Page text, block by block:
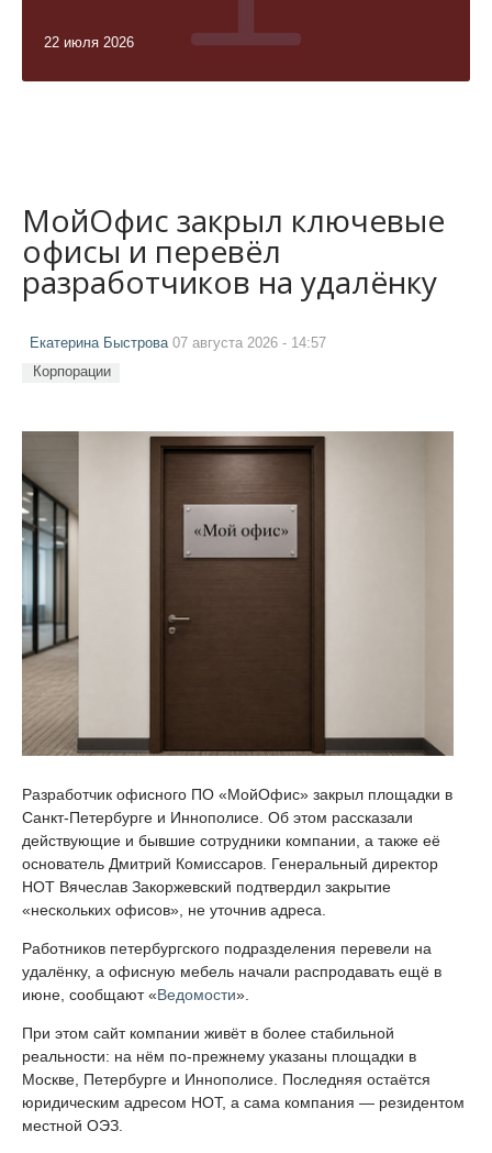
22 июля 2026
МойОфис закрыл ключевые
офисы и перевёл
разработчиков на удалёнку
Екатерина Быстрова 07 августа 2026 - 14:57
Корпорации
Разработчик офисного ПО «МойОфис» закрыл площадки в
Санкт-Петербурге и Иннополисе. Об этом рассказали
действующие и бывшие сотрудники компании, а также её
основатель Дмитрий Комиссаров. Генеральный директор
НОТ Вячеслав Закоржевский подтвердил закрытие
«нескольких офисов», не уточнив адреса.
Работников петербургского подразделения перевели на
удалёнку, а офисную мебель начали распродавать ещё в
июне, сообщают «Ведомости».
При этом сайт компании живёт в более стабильной
реальности: на нём по-прежнему указаны площадки в
Москве, Петербурге и Иннополисе. Последняя остаётся
юридическим адресом НОТ, а сама компания — резидентом
местной ОЭЗ.